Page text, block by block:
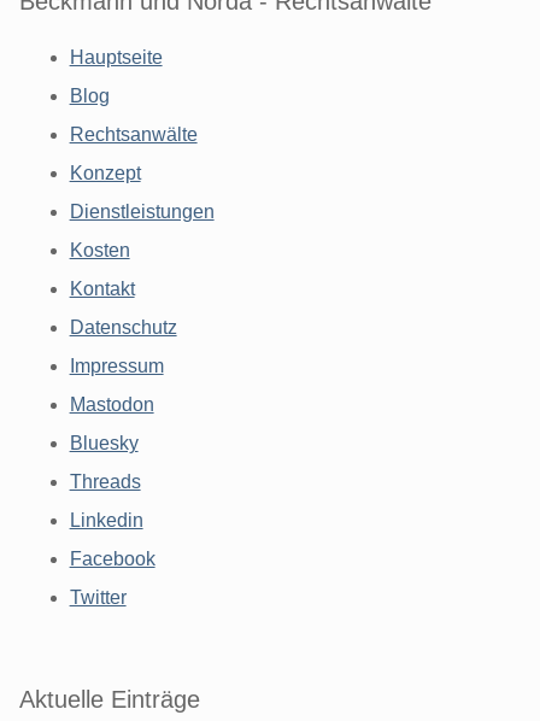
Hauptseite
Blog
Rechtsanwälte
Konzept
Dienstleistungen
Kosten
Kontakt
Datenschutz
Impressum
Mastodon
Bluesky
Threads
Linkedin
Facebook
Twitter
Aktuelle Einträge